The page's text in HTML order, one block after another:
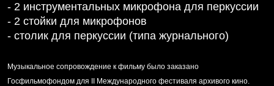
- 2 инструментальных микрофона для перкуссии
- 2 стойки для микрофонов
- столик для перкуссии (типа журнального)
Музыкальное сопровождение к фильму было заказано
Госфильмофондом для II Международного фестиваля архивого кино.